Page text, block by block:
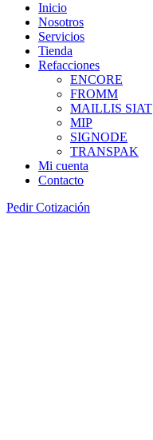
Inicio
Nosotros
Servicios
Tienda
Refacciones
ENCORE
FROMM
MAILLIS SIAT
MIP
SIGNODE
TRANSPAK
Mi cuenta
Contacto
Pedir Cotización